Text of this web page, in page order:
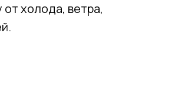
холода, ветра,